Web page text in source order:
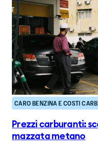
CARO BENZINA E COSTI
Prezzi carburanti:
mazzata metano